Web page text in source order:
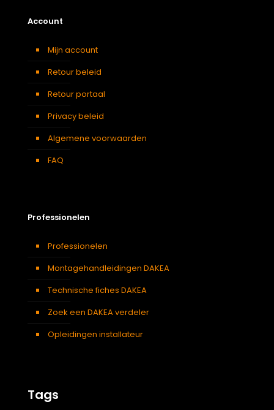
Account
Mijn account
Retour beleid
Retour portaal
Privacy beleid
Algemene voorwaarden
FAQ
Professionelen
Professionelen
Montagehandleidingen DAKEA
Technische fiches DAKEA
Zoek een DAKEA verdeler
Opleidingen installateur
Tags